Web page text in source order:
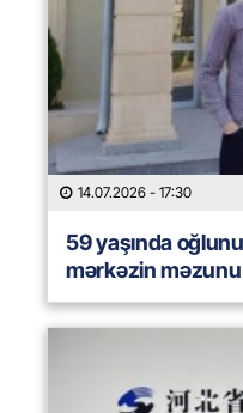
14.07.2026 - 17:30
59 yaşında
mərkəzin məzunu